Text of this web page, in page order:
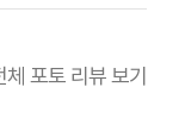
체 포토 리뷰 보기